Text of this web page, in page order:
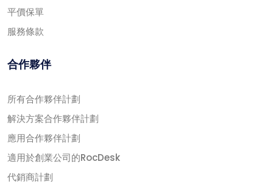
平價保單
服務條款
合作夥伴
所有合作夥伴計劃
解決方案合作夥伴計劃
應用合作夥伴計劃
適用於創業公司的RocDesk
代銷商計劃